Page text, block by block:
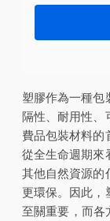
塑膠作為一種
隔性、耐用性、
費品包裝材料
從全生命週期來
其他自然資源的
更環保。因此，
至關重要，而各